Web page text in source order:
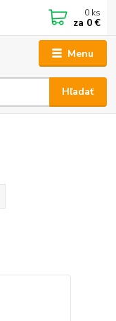
Menu
Hľadať
0 ks
za 0 €